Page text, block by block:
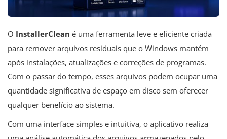
O InstallerClean é uma ferramenta leve e eficiente criada
para remover arquivos residuais que o Windows mantém
após instalações, atualizações e correções de programas.
Com o passar do tempo, esses arquivos podem ocupar uma
quantidade significativa de espaço em disco sem oferecer
qualquer benefício ao sistema.
Com uma interface simples e intuitiva, o aplicativo realiza